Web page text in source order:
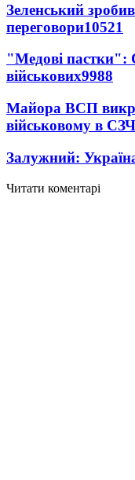
Зеленський
переговори10521
"Медові пастки":
військових9988
Майора ВСП
військовому в СЗЧ
Залужний:
Читати коментарі